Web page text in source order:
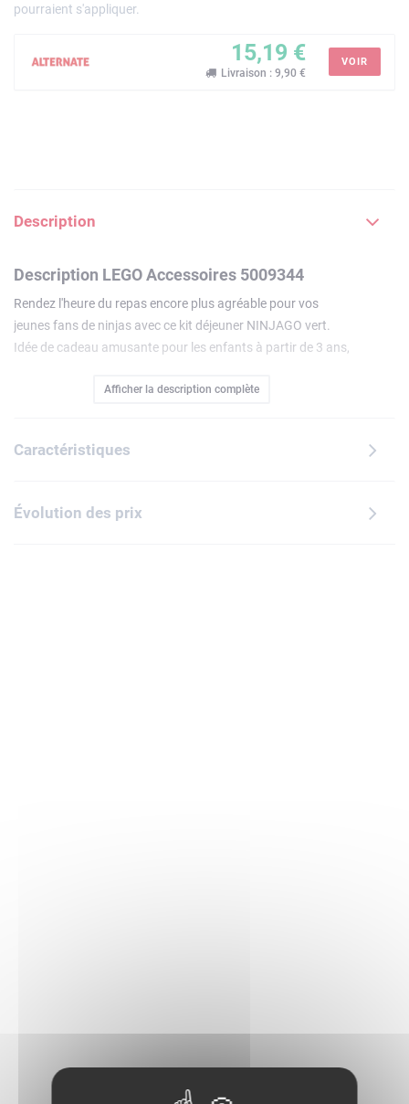
pourraient s'appliquer.
15,19 €
Livraison : 9,90 €
VOIR
Description
Description LEGO Accessoires 5009344
Rendez l'heure du repas encore plus agréable pour vos
jeunes fans de ninjas avec ce kit déjeuner NINJAGO vert.
Idée de cadeau amusante pour les enfants à partir de 3 ans,
chacune d'une illustration de 3 personnages NINJAGO :
la nettoyer. Conçue pour les repas sur le pouce, la boîte
l'intérieur et son couvercle se clipse et se déclipse facilement
pour servir d'assiette.
Afficher la description complète
Caractéristiques
Évolution des prix